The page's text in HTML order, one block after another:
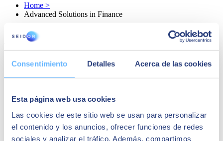
Consentimiento Detalles Acerca de las cookies
Esta página web usa cookies
Las cookies de este sitio web se usan para personalizar
el contenido y los anuncios, ofrecer funciones de redes
sociales y analizar el tráfico. Además, compartimos
Home >
Advanced Solutions in Finance
Advanced Solutions in Finance